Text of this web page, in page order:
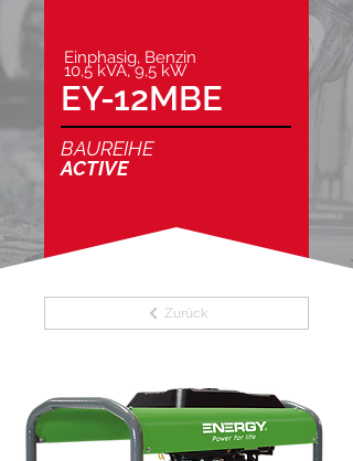
Einphasig, Benzin
10,5 kVA, 9,5 kW
EY-12MBE
BAUREIHE
ACTIVE
Zurück